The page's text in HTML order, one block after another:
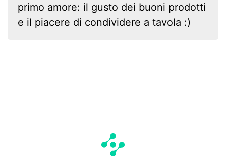
primo amore: il gusto dei buoni prodotti
e il piacere di condividere a tavola :)